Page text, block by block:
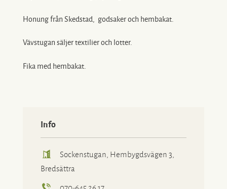
Honung från Skedstad, godsaker och hembakat.
Vävstugan säljer textilier och lotter.
Fika med hembakat.
Info
Sockenstugan, Hembygdsvägen 3,
Bredsättra